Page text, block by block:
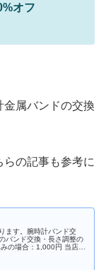
オフ
属バンドの交換
の記事も参考に
ます。腕時計バンド交
バンド交換・長さ調整の
の場合：1,000円 当店で